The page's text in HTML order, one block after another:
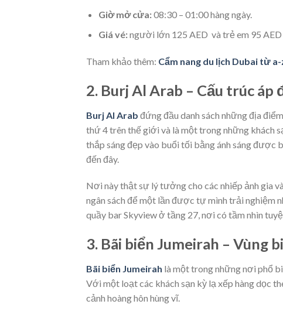
Giờ mở cửa:08:30 – 01:00 hàng ngày.
Giá vé:người lớn 125 AED và trẻ em 95
Tham khảo thêm: Cẩm nang du lịch Dubai từ a-
2. Burj Al Arab – Cấu trúc áp
Burj Al Arab đứng đầu danh sách những địa
thứ 4 trên thế giới và là một trong những khách
thắp sáng đẹp vào buổi tối bằng ánh sáng được
đến đây.
Nơi này thật sự lý tưởng cho các nhiếp ảnh gia
ngân sách để một lần được tự mình trải nghiệm
quầy bar Skyview ở tầng 27, nơi có tầm nhìn
3. Bãi biển Jumeirah – Vùng
Bãi biển Jumeirah là một trong những nơi phổ
Với một loạt các khách sạn kỳ lạ xếp hàng dọc
cảnh hoàng hôn hùng vĩ.